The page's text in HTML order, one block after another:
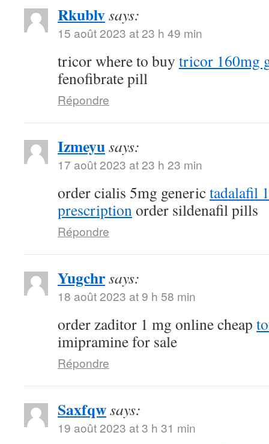
Rkublvsays:
15 août 2023 at 23 h 49 min
tricor where to buy tricor 160mg
fenofibrate pill
Répondre
Izmeyusays:
17 août 2023 at 23 h 23 min
order cialis 5mg generictadalafil
prescriptionorder sildenafil pills
Répondre
Yugchrsays:
18 août 2023 at 9 h 58 min
order zaditor 1 mg online cheap
imipramine for sale
Répondre
Saxfqwsays:
19 août 2023 at 3 h 31 min